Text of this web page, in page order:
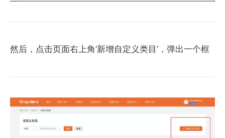
然后，点击页面右上角‘新增自定义类目’，弹出一个框